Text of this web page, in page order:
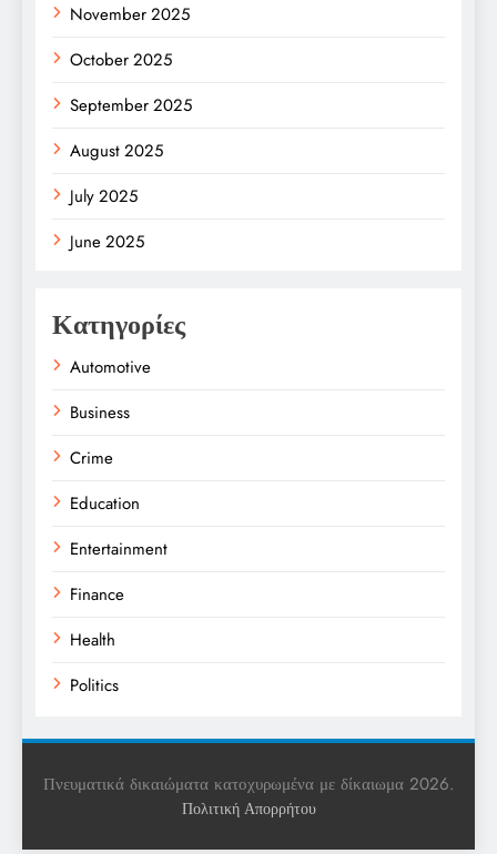
November 2025
October 2025
September 2025
August 2025
July 2025
June 2025
Κατηγορίες
Automotive
Business
Crime
Education
Entertainment
Finance
Health
Politics
Science
Πνευματικά δικαιώματα κατοχυρωμένα με δίκαιωμα 2026.
Πολιτική Απορρήτου